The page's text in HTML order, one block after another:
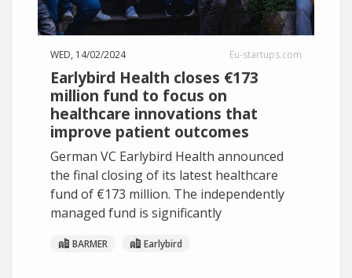
WED, 14/02/2024 Eu-startups.com
Earlybird Health closes €173
million fund to focus on
healthcare innovations that
improve patient outcomes
German VC Earlybird Health announced
the final closing of its latest healthcare
fund of €173 million. The independently
managed fund is significantly
BARMER Earlybird